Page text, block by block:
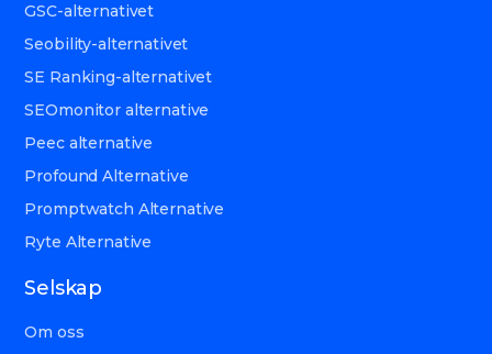
GSC-alternativet
Seobility-alternativet
SE Ranking-alternativet
SEOmonitor alternative
Peec alternative
Profound Alternative
Promptwatch Alternative
Ryte Alternative
Selskap
Om oss